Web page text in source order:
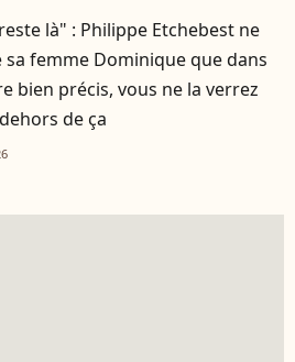
là" : Philippe Etchebest ne
femme Dominique que dans
bien précis, vous ne la verrez
de ça